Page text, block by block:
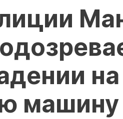
на
машину